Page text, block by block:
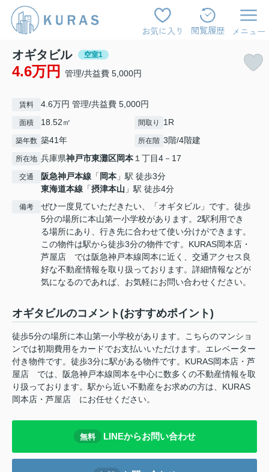
お気に入り 閲覧履歴 メニュー
オギタビル 空室1
4.6万円 管理/共益費 5,000円
賃料 4.6万円 管理/共益費 5,000円
面積 18.52㎡ 間取り 1R
築年数 築41年 所在階 3階/4階建
所在地 兵庫県神戸市東灘区岡本 １丁目4－17
交通 阪急神戸本線 「 岡本 」駅 徒歩3分
東海道本線 「摂津本山 」駅 徒歩4分
備考
ぜひ一度見ていただきたい、「オギタビル」です。徒歩
5分の場所に本山第一小学校があります。2駅利用でき
る場所にあり、行き先に合わせて使い分けができます。
この物件は駅から徒歩3分の物件です。KURAS岡本店・
芦屋店 では阪急神戸本線岡本に近く、交通アクセス良
好な不動産情報を取り扱っております。詳細情報などが
気になるのであれば、お気軽にお問い合わせください。
オギタビルのコメント(おすすめポイント)
徒歩5分の場所に本山第一小学校があります。こちらのマンショ
ンでは初期費用をカードでお支払いいただけます。エレベーター
付き物件です。徒歩3分に駅がある物件です。KURAS岡本店・芦
屋店 では、阪急神戸本線岡本を中心に数多くの不動産情報を取
り扱っております。駅から近い不動産をお求めの方は、KURAS
岡本店・芦屋店 にお任せください。
無料 LINEからお問い合わせ